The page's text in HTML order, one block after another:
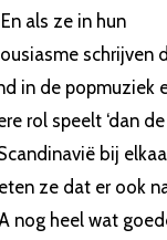
als ze in hun
schrijven
in de popmuziek
rol speelt ‘dan
bij
ze dat er ook
nog heel wat